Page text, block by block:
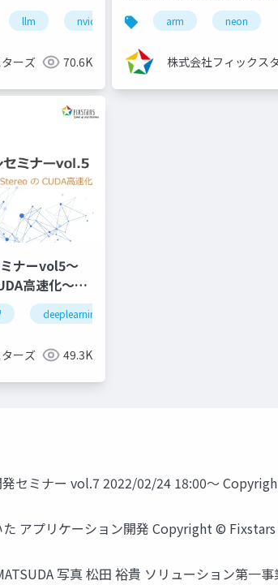
ング コンペ 初心者 kaggleスコア
llm nvidia 高速化
ーズ 70.6K
arm neon
株式会社フィックス
ナーvol5～
高速化～
deeplearning
ーズ 49.3K
セミナー vol.7 2022/02/24 18:00～
アプリケーション開発 Copyright ©
写真 松田 裕貴 ソリューション第一